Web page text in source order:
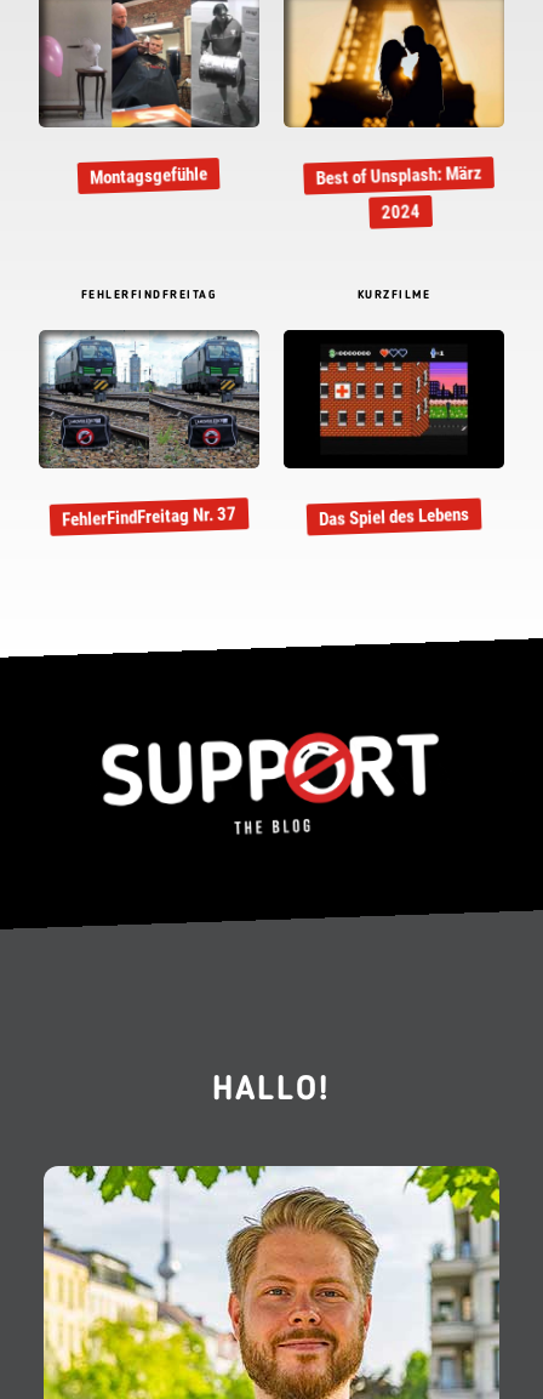
Montagsgefühle Best of Unsplash: März
2024
FEHLERFINDFREITAG
FehlerFindFreitag Nr. 37
KURZFILME
Das Spiel des Lebens
HALLO!